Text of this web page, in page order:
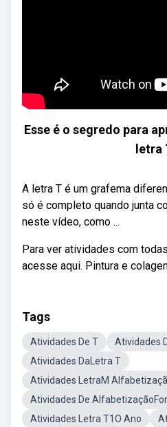
Esse é o segredo para
letra
A letra T é um grafema
só é completo quando junta
neste vídeo, como ...
Para ver atividades com
acesse aqui. Pintura e
Tags
Atividades De T
Atividades
Atividades DaLetra T
Atividades LetraM
Atividades De
Atividades Letra T1O Ano